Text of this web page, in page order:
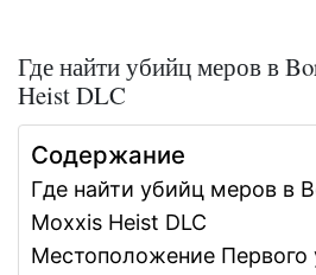
Где найти убийц меров в
Heist DLC
Содержание
Где найти убийц меров в
Moxxis Heist DLC
Местоположение